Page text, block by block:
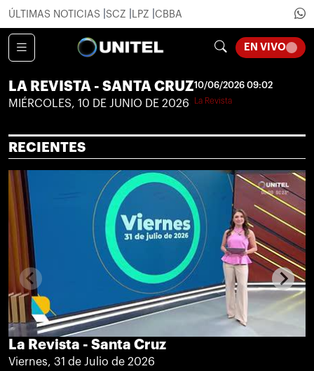
ÚLTIMAS NOTICIAS SCZ LPZ CBBA
EN VIVO
LA REVISTA - SANTA CRUZ
MIÉRCOLES, 10 DE JUNIO DE 2026
10/06/2026 09:02
La Revista
RECIENTES
La Revista - Santa Cruz
Viernes, 31 de Julio de 2026